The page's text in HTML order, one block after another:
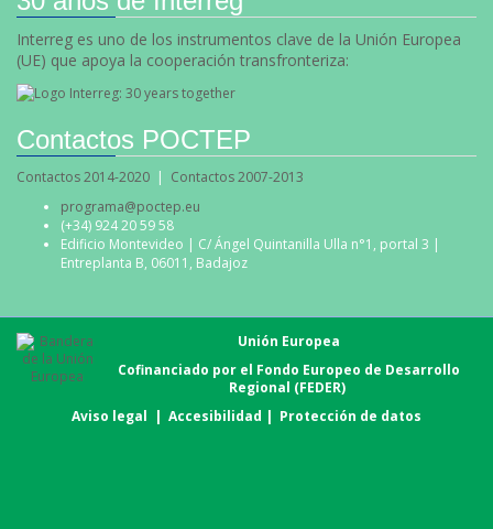
Interreg es uno de los instrumentos clave de la Unión Europea
(UE) que apoya la cooperación transfronteriza:
Contactos POCTEP
Contactos 2014-2020 | Contactos 2007-2013
programa@poctep.eu
(+34) 924 20 59 58
Edificio Montevideo | C/ Ángel Quintanilla Ulla n°1, portal 3 |
Entreplanta B, 06011, Badajoz
Unión Europea
Cofinanciado por el Fondo Europeo de Desarrollo
Regional (FEDER)
Aviso legal | Accesibilidad | Protección de datos